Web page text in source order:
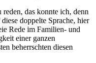
das konnte ich, denn
doppelte Sprache, hier
Rede im Familien- und
einer ganzen
beherrschten diesen